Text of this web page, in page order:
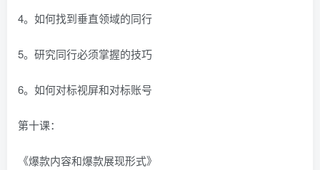
4。如何找到垂直领域的同行
5。研究同行必须掌握的技巧
6。如何对标视屏和对标账号
第十课：
《爆款内容和爆款展现形式》